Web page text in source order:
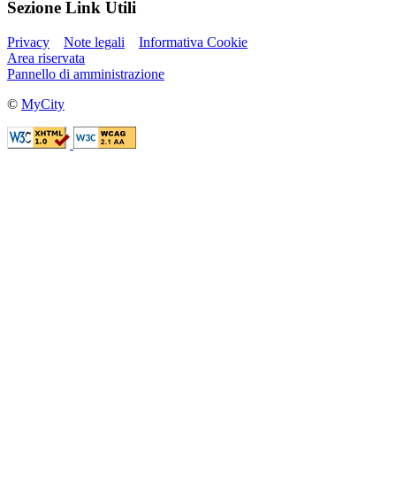
Sezione Link Utili
Privacy Note legali
Informativa Cookie
Area riservata
Pannello di amministrazione
© MyCity